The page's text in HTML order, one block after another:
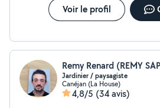
Voir le profil
Remy Renard (REMY
Jardinier / paysagiste
Canéjan (La House)
4,8/5 (34 avis)